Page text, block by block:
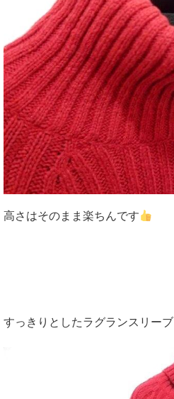
高さはそのまま楽ちんです
すっきりとしたラグランスリーブ